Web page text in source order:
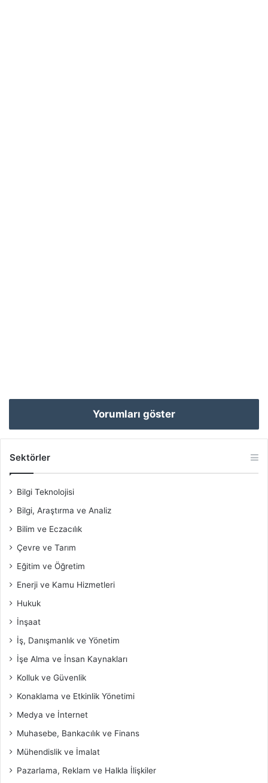
Yorumları göster
Sektörler
Bilgi Teknolojisi
Bilgi, Araştırma ve Analiz
Bilim ve Eczacılık
Çevre ve Tarım
Eğitim ve Öğretim
Enerji ve Kamu Hizmetleri
Hukuk
İnşaat
İş, Danışmanlık ve Yönetim
İşe Alma ve İnsan Kaynakları
Kolluk ve Güvenlik
Konaklama ve Etkinlik Yönetimi
Medya ve İnternet
Muhasebe, Bankacılık ve Finans
Mühendislik ve İmalat
Pazarlama, Reklam ve Halkla İlişkiler